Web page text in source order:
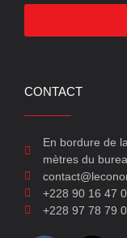
CONTACT
En bordure de
mètres du
+228 90 16 47
+228 97 78 79